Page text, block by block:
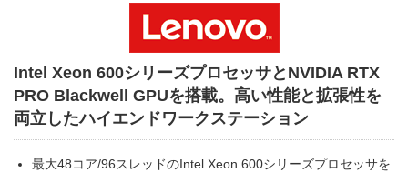
Intel Xeon 600シリーズプロセッサとNVIDIA RTX
PRO Blackwell GPUを搭載。高い性能と拡張性を
両立したハイエンドワークステーション
最大48コア/96スレッドのIntel Xeon 600シリーズプロセッサを